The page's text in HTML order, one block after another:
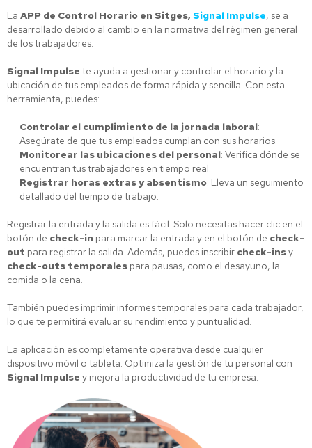
La APP de Control Horario en Sitges, Signal Impulse, se a
desarrollado debido al cambio en la normativa del régimen general
de los trabajadores.
Signal Impulse te ayuda a gestionar y controlar el horario y la
ubicación de tus empleados de forma rápida y sencilla. Con esta
herramienta, puedes:
Controlar el cumplimiento de la jornada laboral:
Asegúrate de que tus empleados cumplan con sus horarios.
Monitorear las ubicaciones del personal: Verifica dónde se
encuentran tus trabajadores en tiempo real.
Registrar horas extras y absentismo: Lleva un seguimiento
detallado del tiempo de trabajo.
Registrar la entrada y la salida es fácil. Solo necesitas hacer clic en el
botón de check-in para marcar la entrada y en el botón de check-
out para registrar la salida. Además, puedes inscribir check-insy
check-outs temporales para pausas, como el desayuno, la
comida o la cena.
También puedes imprimir informes temporales para cada trabajador,
lo que te permitirá evaluar su rendimiento y puntualidad.
La aplicación es completamente operativa desde cualquier
dispositivo móvil o tableta. Optimiza la gestión de tu personal con
Signal Impulse y mejora la productividad de tu empresa.